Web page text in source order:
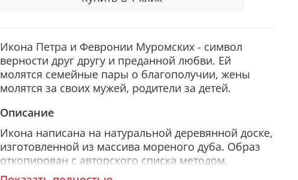
Икона Петра и Февронии Муромских - символ
верности друг другу и преданной любви. Ей
молятся семейные пары о благополучии, жены
молятся за своих мужей, родители за детей.
Описание
Икона написана на натуральной деревянной доске,
изготовленной из массива мореного дуба. Образ
откопирован с авторского списка методом,
получившим одобрение русской православной